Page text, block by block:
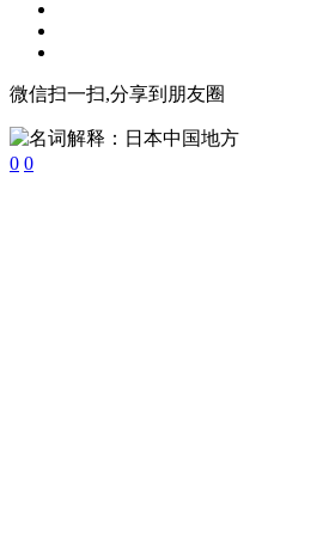
微信扫一扫,分享到朋友圈
0 0